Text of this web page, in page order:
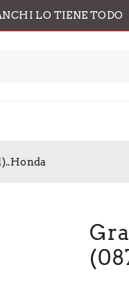
LO TIENE TODO